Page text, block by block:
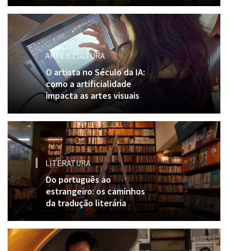
ARTE E CULTURA
O artista no Século da IA:
como a artificialidade
impacta as artes visuais
LITERATURA
Do português ao
estrangeiro: os caminhos
da tradução literária